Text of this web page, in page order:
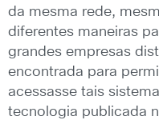
da mesma rede,
diferentes maneiras
grandes empresas
encontrada para
acessasse tais
tecnologia publicada